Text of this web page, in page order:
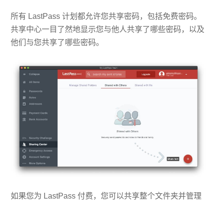
所有 LastPass 计划都允许您共享密码，包括免费密码。
共享中心一目了然地显示您与他人共享了哪些密码，以及
他们与您共享了哪些密码。
如果您为 LastPass 付费，您可以共享整个文件夹并管理